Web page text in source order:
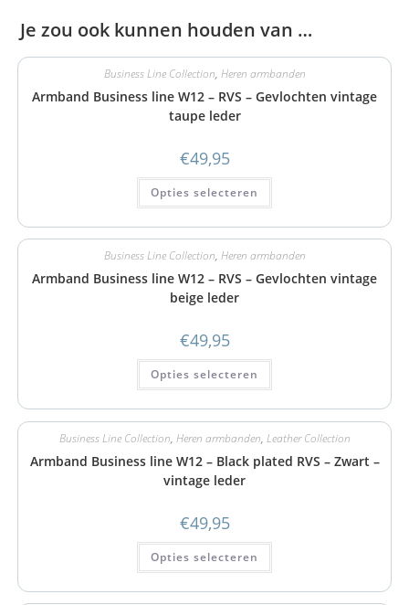
Je zou ook kunnen houden van …
Business Line Collection, Heren armbanden
Armband Business line W12 – RVS – Gevlochten vintage
taupe leder
€49,95
Opties selecteren
Business Line Collection, Heren armbanden
Armband Business line W12 – RVS – Gevlochten vintage
beige leder
€49,95
Opties selecteren
Business Line Collection, Heren armbanden, Leather Collection
Armband Business line W12 – Black plated RVS – Zwart –
vintage leder
€49,95
Opties selecteren